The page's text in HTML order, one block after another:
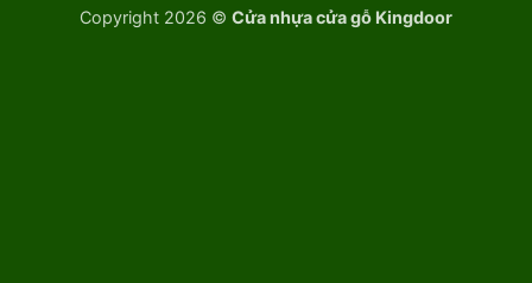
Copyright 2026 © Cửa nhựa cửa gỗ Kingdoor